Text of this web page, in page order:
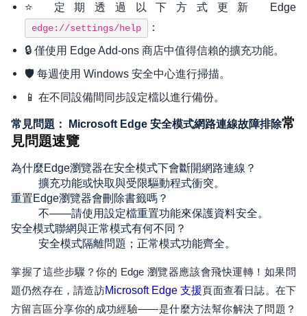
⭐ 定期透過以下方式更新 Edge
edge://settings/help
：
🔒 僅使用 Edge Add-ons 商店中值得信賴的擴充功能。
🛡️ 每週使用 Windows 安全中心進行掃描。
📱 在不同設備間同步設定檔以進行備份。
常見問題： Microsoft Edge 安全模式網路連線故障排除常
見問題速覽
為什麼Edge瀏覽器在安全模式下會斷開網路連線？
擴充功能或快取與受限驅動程式衝突。
重置Edge瀏覽器會刪除書籤嗎？
不——請使用設定檔重置功能來保護資料安全。
安全模式聯網與正常模式有何不同？
安全模式隔離問題；正常模式功能齊全。
掌握了這些步驟？你的 Edge 瀏覽器應該會飛快運轉！如果問
題仍然存在，請造訪Microsoft Edge 支援頁面查看日誌。在下
方留言區分享你的成功經驗——是什麼方法幫你解決了問題？